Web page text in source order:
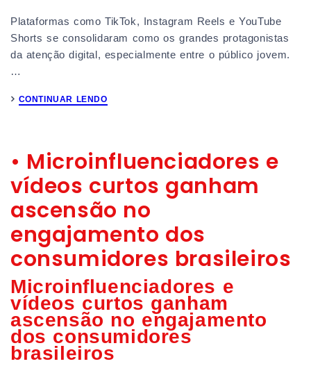
Plataformas como TikTok, Instagram Reels e YouTube
Shorts se consolidaram como os grandes protagonistas
da atenção digital, especialmente entre o público jovem.
…
CONTINUAR LENDO
• Microinfluenciadores e
vídeos curtos ganham
ascensão no
engajamento dos
consumidores brasileiros
Microinfluenciadores e
vídeos curtos ganham
ascensão no engajamento
dos consumidores
brasileiros